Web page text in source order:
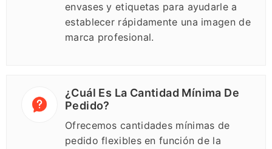
envases y etiquetas para ayudarle a
establecer rápidamente una imagen de
marca profesional.
¿Cuál Es La Cantidad Mínima De
Pedido?
Ofrecemos cantidades mínimas de
pedido flexibles en función de la